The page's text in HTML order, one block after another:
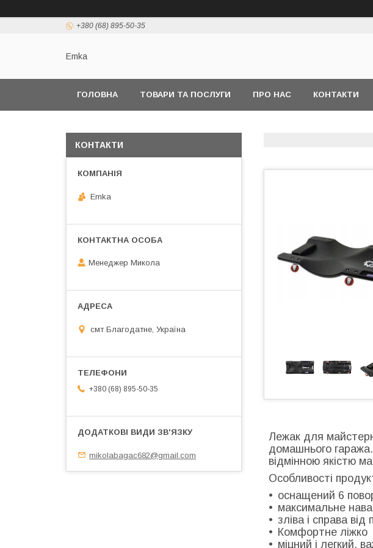
+380 (68) 895-50-35
Emka
ГОЛОВНА ТОВАРИ ТА ПОСЛУГИ ПРО НАС КОНТАКТИ
Лежак для
домашнього
відмінною якістю
Особливості
оснащений 6
максимальне
зліва і справа
Комфортне ліжко
міцний і легкий,
КОНТАКТИ
Emka
Менеджер Микола
смт Благодатне, Україна
+380 (68) 895-50-35
mikolabagac682@gmail.com